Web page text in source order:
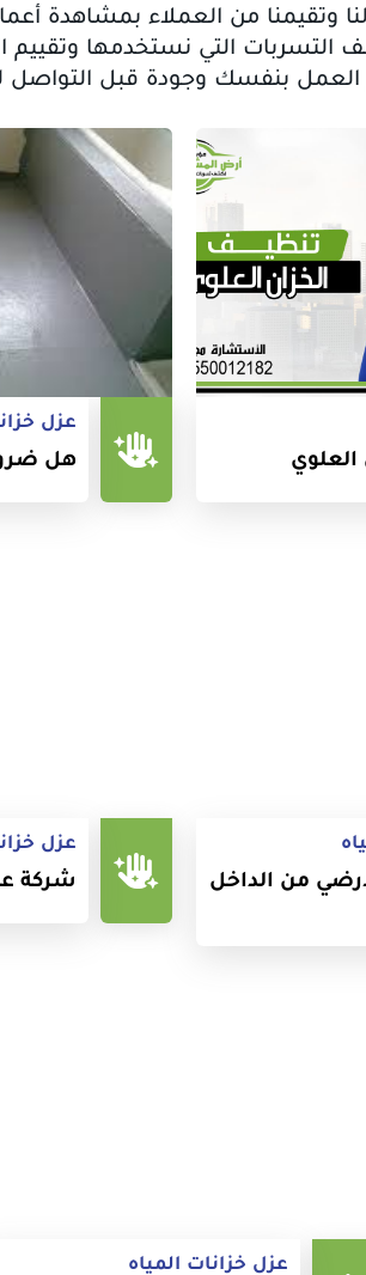
وتقيمنا من العملاء
التسربات التي نستخدمها
بنفسك وجودة قبل التواصل
عزل
هل
من الداخل
عزل
شركة
عزل خزانات المياه